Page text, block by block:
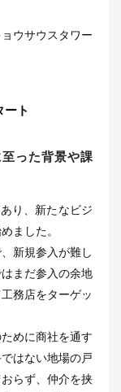
ウサウスタワー
ート
った背景や課
り、新たなビジ
ました。
新規参入が難し
まだ参入の余地
務店をターゲッ
めに商社を通す
はない地場の戸
らず、仲介を挟